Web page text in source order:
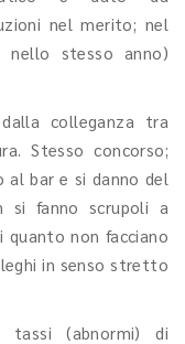
nel merito; nel
nello stesso anno)
colleganza tra
Stesso concorso;
al bar e si danno del
si fanno scrupoli a
non facciano
in senso stretto
tassi (abnormi) di